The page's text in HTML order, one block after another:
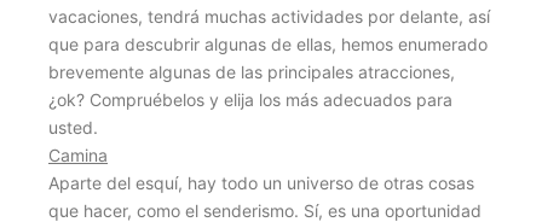
vacaciones, tendrá muchas actividades por delante, así
que para descubrir algunas de ellas, hemos enumerado
brevemente algunas de las principales atracciones,
¿ok? Compruébelos y elija los más adecuados para
usted.
Camina
Aparte del esquí, hay todo un universo de otras cosas
que hacer, como el senderismo. Sí, es una oportunidad